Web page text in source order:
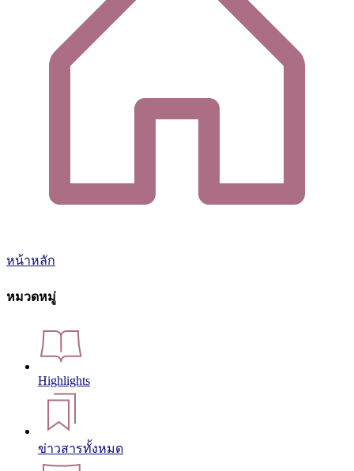
หน้าหลัก
หมวดหมู่
Highlights
ข่าวสารทั้งหมด